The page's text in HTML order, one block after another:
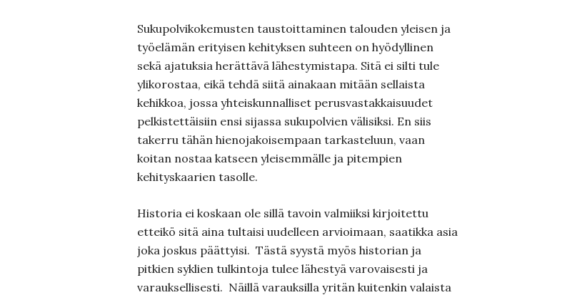
Sukupolvikokemusten taustoittaminen talouden yleisen ja
työelämän erityisen kehityksen suhteen on hyödyllinen
sekä ajatuksia herättävä lähestymistapa. Sitä ei silti tule
ylikorostaa, eikä tehdä siitä ainakaan mitään sellaista
kehikkoa, jossa yhteiskunnalliset perusvastakkaisuudet
pelkistettäisiin ensi sijassa sukupolvien välisiksi. En siis
takerru tähän hienojakoisempaan tarkasteluun, vaan
koitan nostaa katseen yleisemmälle ja pitempien
kehityskaarien tasolle.
Historia ei koskaan ole sillä tavoin valmiiksi kirjoitettu
etteikö sitä aina tultaisi uudelleen arvioimaan, saatikka asia
joka joskus päättyisi. Tästä syystä myös historian ja
pitkien syklien tulkintoja tulee lähestyä varovaisesti ja
varauksellisesti. Näillä varauksilla yritän kuitenkin valaista